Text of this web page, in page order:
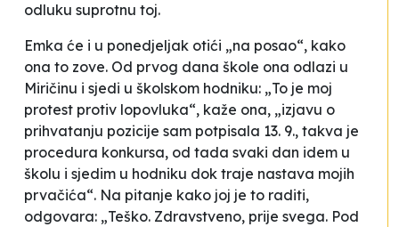
odluku suprotnu toj.
Emka će i u ponedjeljak otići „na posao“, kako
ona to zove. Od prvog dana škole ona odlazi u
Miričinu i sjedi u školskom hodniku: „To je moj
protest protiv lopovluka“, kaže ona, „izjavu o
prihvatanju pozicije sam potpisala 13. 9., takva je
procedura konkursa, od tada svaki dan idem u
školu i sjedim u hodniku dok traje nastava mojih
prvačića“. Na pitanje kako joj je to raditi,
odgovara: „Teško. Zdravstveno, prije svega. Pod